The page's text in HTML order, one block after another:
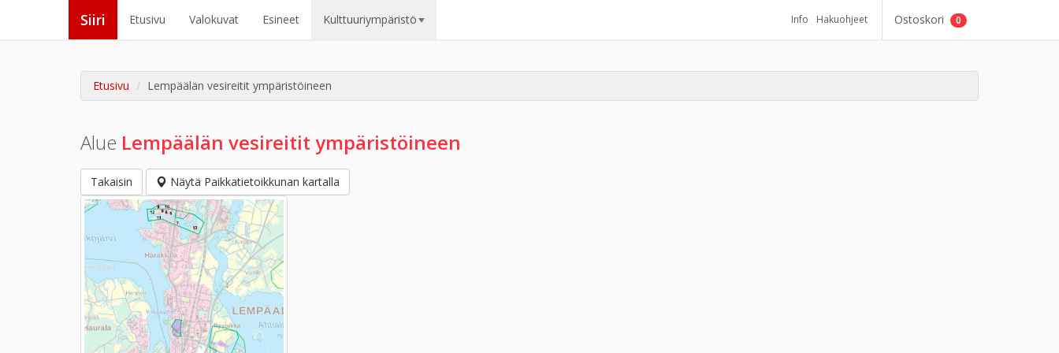
Siiri Etusivu Valokuvat Esineet Kulttuuriympäristö Info Hakuohjeet Ostoskori 0
Etusivu Lempäälän vesireitit ympäristöineen
Alue Lempäälän vesireitit ympäristöineen
Takaisin Näytä Paikkatietoikkunan kartalla